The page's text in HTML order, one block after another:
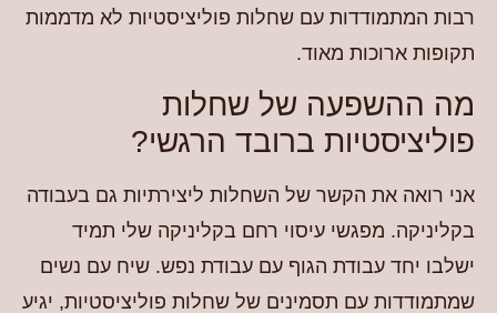
רבות המתמודדות עם שחלות פוליציסטיות לא מדממות
תקופות ארוכות מאוד.
מה ההשפעה של שחלות
פוליציסטיות ברובד הרגשי?
אני רואה את הקשר של השחלות ליצירתיות גם בעבודה
בקליניקה. מפגשי עיסוי רחם בקליניקה שלי תמיד
ישלבו יחד עבודת הגוף עם עבודת נפש. שיח עם נשים
שמתמודדות עם תסמינים של שחלות פוליציסטיות, יגיע